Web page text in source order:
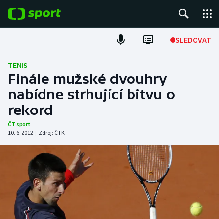
SLEDOVAT
Fotbal
Hokej
Tenis
Atletika
Cyklistika
DALŠÍ SPORTY
Americký fotbal
NEPŘEHLÉDNĚTE
TENIS
Finále mužské dvouhry
nabídne strhující bitvu o
rekord
ČT sport
10. 6. 2012 | Zdroj: ČTK